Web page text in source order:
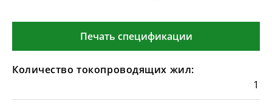
Печать спецификации
Количество токопроводящих жил:
1